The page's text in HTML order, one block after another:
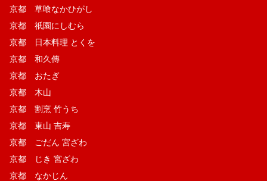
京都 草喰なかひがし
京都 祇園にしむら
京都 日本料理 とくを
京都 和久傳
京都 おたぎ
京都 木山
京都 割烹 竹うち
京都 東山 吉寿
京都 ごだん 宮ざわ
京都 じき 宮ざわ
京都 なかじん